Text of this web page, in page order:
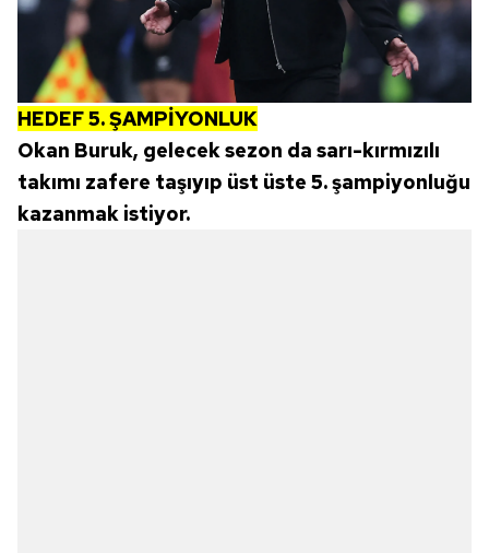
HEDEF 5. ŞAMPİYONLUK
Okan Buruk, gelecek sezon da sarı-kırmızılı
takımı zafere taşıyıp üst üste 5. şampiyonluğu
kazanmak istiyor.